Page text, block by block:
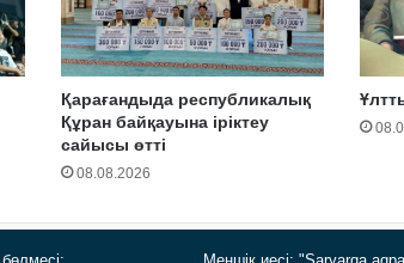
Қарағандыда республикалық
Құран байқауына іріктеу
сайысы өтті
08.08.2026